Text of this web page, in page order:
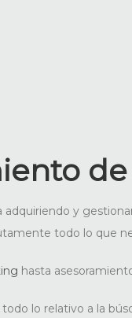
adquiriendo y
todo lo que
hasta
lo relativo a la